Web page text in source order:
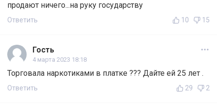
продают ничего...на руку государству
Ответить 10 15
Гость
4 марта 2023 18:18
Торговала наркотиками в платке ??? Дайте ей 25 лет .
Ответить 29 2